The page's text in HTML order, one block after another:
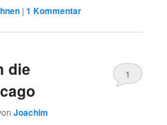
|1 Kommentar
die
Joachim
1